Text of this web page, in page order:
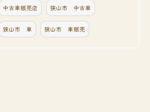
中古車販売店 狭山市 中古車
狭山市 車 狭山市 車販売